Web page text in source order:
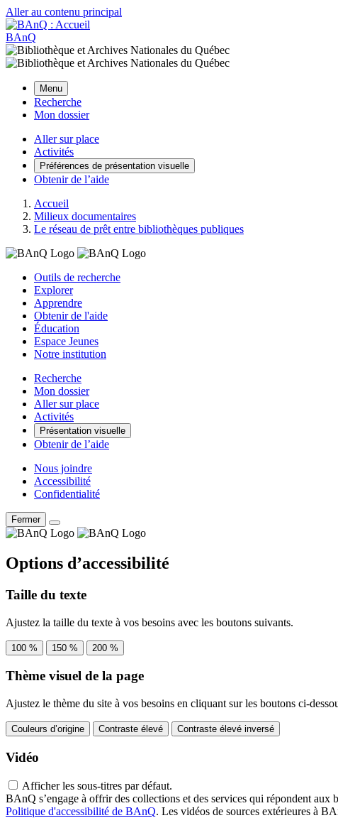
Aller au contenu principal
BAnQ
Menu
Recherche
Mon dossier
Aller sur place
Activités
Préférences de présentation visuelle
Obtenir de l’aide
Accueil
Milieux documentaires
Le réseau de prêt entre bibliothèques publiques
Outils de recherche
Explorer
Apprendre
Obtenir de l'aide
Éducation
Espace Jeunes
Notre institution
Recherche
Mon dossier
Aller sur place
Activités
Présentation visuelle
Obtenir de l’aide
Nous joindre
Accessibilité
Confidentialité
Fermer
Options d’accessibilité
Taille du texte
Ajustez la taille du texte à vos besoins avec les boutons suivants.
100 % 150 % 200 %
Thème visuel de la page
Ajustez le thème du site à vos besoins en cliquant sur les boutons ci-
Couleurs d’origine Contraste élevé Contraste élevé inversé
Vidéo
Afficher les sous-titres par défaut.
BAnQ s’engage à offrir des collections et des services qui répondent aux
Politique d'accessibilité de BAnQ. Les vidéos de sources extérieures à